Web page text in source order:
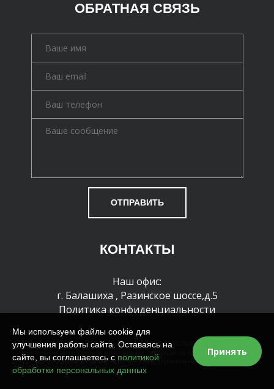
ОБРАТНАЯ СВЯЗЬ
ОТПРАВИТЬ
КОНТАКТЫ
Наш офис:
г. Балашиха , Разинское шоссе,д.5
Политика конфиденциальности
Все права защищены и охраняются законом. © 1995-2026 г. При полном или
частичном цитировании информации гиперссылка на сайт обязательна
Политика в отношении обработки персональных данных
Мы используем файлы cookie для
улучшения работы сайта. Оставаясь на
сайте, вы соглашаетесь с политикой
обработки персональных данных
Принять